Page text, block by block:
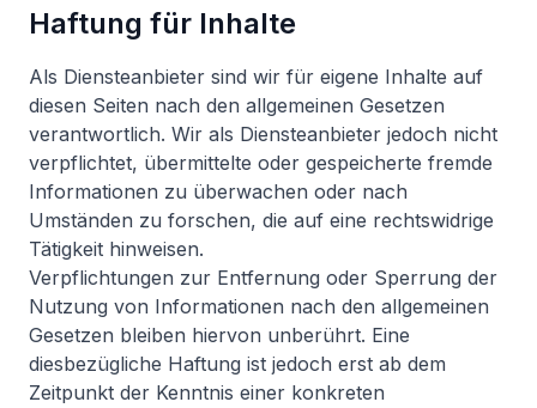
Haftung für Inhalte
Als Diensteanbieter sind wir für eigene Inhalte auf
diesen Seiten nach den allgemeinen Gesetzen
verantwortlich. Wir als Diensteanbieter jedoch nicht
verpflichtet, übermittelte oder gespeicherte fremde
Informationen zu überwachen oder nach
Umständen zu forschen, die auf eine rechtswidrige
Tätigkeit hinweisen.
Verpflichtungen zur Entfernung oder Sperrung der
Nutzung von Informationen nach den allgemeinen
Gesetzen bleiben hiervon unberührt. Eine
diesbezügliche Haftung ist jedoch erst ab dem
Zeitpunkt der Kenntnis einer konkreten